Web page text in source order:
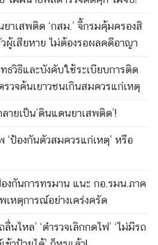
าเสพติด ‘กสม.’ จี้กรมคุ้มครองสิ
วผู้เสียหาย ไม่ต้องรอผลคดีอาญา
วิธีและบังคับใช้ระเบียบการติด
วจค้นเยาวชนเกินสมควรแก่เหตุ
ายเป็น’ดินแดนยาเสพติด’!
ป้องกันตัวสมควรแก่เหตุ’ หรือ
งกันการทรมาน แนะ กอ.รมน.ภาค
หตุการณ์อย่างเคร่งครัด
นไหล’ ‘ตำรวจเลิกกดไฟ’ ‘ไม่มีรถ